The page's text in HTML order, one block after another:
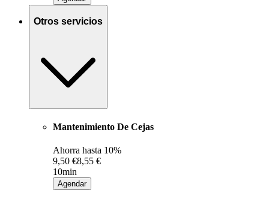
Otros servicios
Mantenimiento De Cejas
Ahorra hasta 10%
9,50 €8,55 €
10min
Agendar